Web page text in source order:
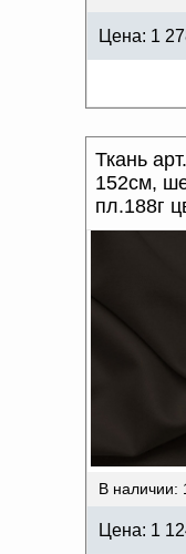
Цена: 1
Ткань
152см,
пл.188г
В наличии:
Цена: 1